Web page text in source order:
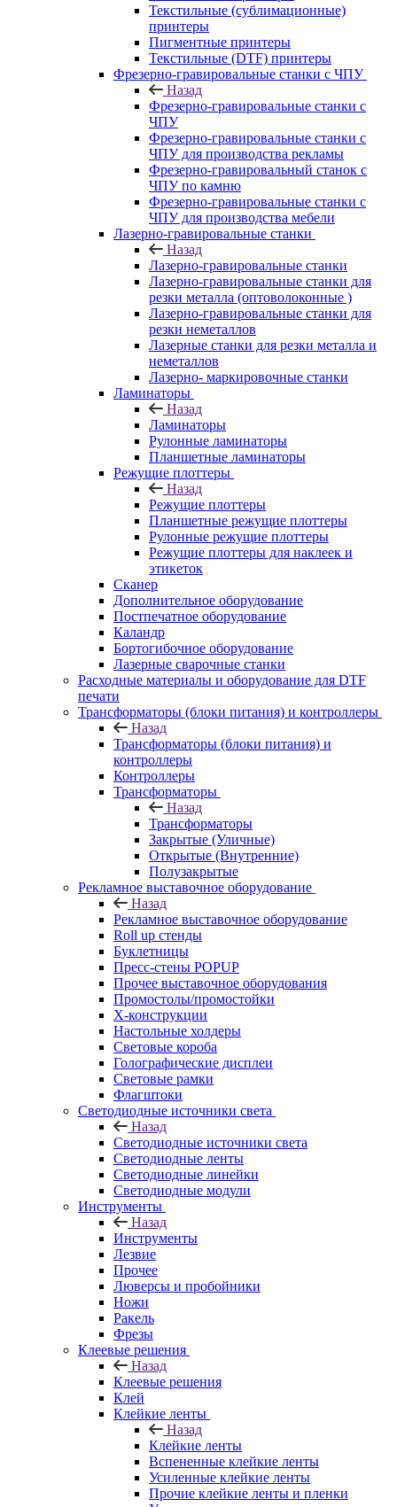
Текстильные (сублимационные)
принтеры
Пигментные принтеры
Текстильные (DTF) принтеры
Фрезерно-гравировальные станки с ЧПУ
Назад
Фрезерно-гравировальные станки с
ЧПУ
Фрезерно-гравировальные станки с
ЧПУ для производства рекламы
Фрезерно-гравировальный станок с
ЧПУ по камню
Фрезерно-гравировальные станки с
ЧПУ для производства мебели
Лазерно-гравировальные станки
Назад
Лазерно-гравировальные станки
Лазерно-гравировальные станки для
резки металла (оптоволоконные )
Лазерно-гравировальные станки для
резки неметаллов
Лазерные станки для резки металла и
неметаллов
Лазерно- маркировочные станки
Ламинаторы
Назад
Ламинаторы
Рулонные ламинаторы
Планшетные ламинаторы
Режущие плоттеры
Назад
Режущие плоттеры
Планшетные режущие плоттеры
Рулонные режущие плоттеры
Режущие плоттеры для наклеек и
этикеток
Сканер
Дополнительное оборудование
Постпечатное оборудование
Каландр
Бортогибочное оборудование
Лазерные сварочные станки
Расходные материалы и оборудование для DTF
печати
Трансформаторы (блоки питания) и контроллеры
Назад
Трансформаторы (блоки питания) и
контроллеры
Контроллеры
Трансформаторы
Назад
Трансформаторы
Закрытые (Уличные)
Открытые (Внутренние)
Полузакрытые
Рекламное выставочное оборудование
Назад
Рекламное выставочное оборудование
Roll up стенды
Буклетницы
Пресс-стены POPUP
Прочее выставочное оборудования
Промостолы/промостойки
Х-конструкции
Настольные холдеры
Световые короба
Голографические дисплеи
Световые рамки
Флагштоки
Светодиодные источники света
Назад
Светодиодные источники света
Светодиодные ленты
Светодиодные линейки
Светодиодные модули
Инструменты
Назад
Инструменты
Лезвие
Прочее
Люверсы и пробойники
Ножи
Ракель
Фрезы
Клеевые решения
Назад
Клеевые решения
Клей
Клейкие ленты
Назад
Клейкие ленты
Вспененные клейкие ленты
Усиленные клейкие ленты
Прочие клейкие ленты и пленки